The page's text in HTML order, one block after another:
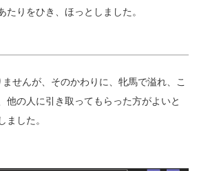
りをひき、ほっとしました。
せんが、そのかわりに、牝馬で溢れ、こ
他の人に引き取ってもらった方がよいと
ました。